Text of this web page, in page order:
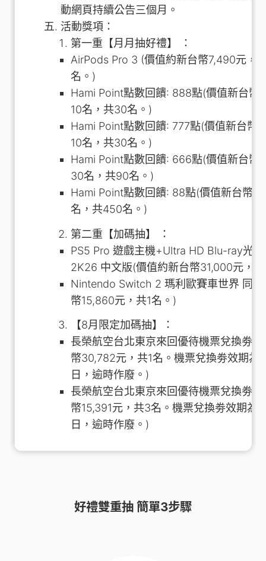
動網頁持續公告三個月。
活動獎項：
第一重【月月抽好禮】 ：
AirPods Pro 3 (價值約新台幣7,490元，
名。)
Hami Point點數回饋: 888點(價值新台幣
10名，共30名。)
Hami Point點數回饋: 777點(價值新台幣
10名，共30名。)
Hami Point點數回饋: 666點(價值新台幣
30名，共90名。)
Hami Point點數回饋: 88點(價值新台幣
名，共450名。)
第二重【加碼抽】 ：
PS5 Pro 遊戲主機+Ultra HD Blu-ray光
2K26 中文版(價值約新台幣31,000元，
Nintendo Switch 2 瑪利歐賽車世界 同
幣15,860元，共1名。)
【8月限定加碼抽】：
長榮航空台北東京來回優待機票兌換劵 2
幣30,782元，共1名。機票兌換劵效期為
日，逾時作廢。)
長榮航空台北東京來回優待機票兌換劵 1
幣15,391元，共3名。機票兌換劵效期為
日，逾時作廢。)
好禮雙重抽 簡單3步驟